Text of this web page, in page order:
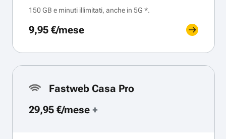
150 GB e minuti illimitati, anche in 5G *.
9,95 €/mese
Fastweb Casa Pro
29,95 €/mese +